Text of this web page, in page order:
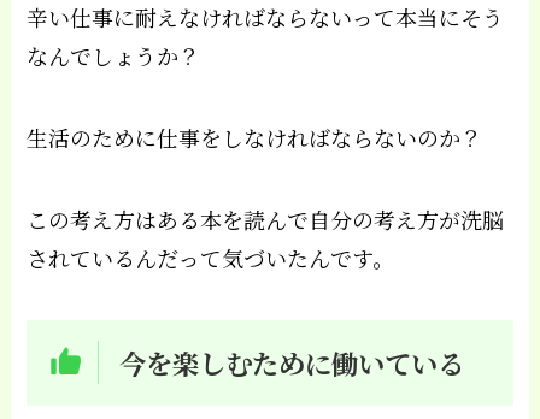
辛い仕事に耐えなければならないって本当にそう
なんでしょうか？
生活のために仕事をしなければならないのか？
この考え方はある本を読んで自分の考え方が洗脳
されているんだって気づいたんです。
今を楽しむために働いている